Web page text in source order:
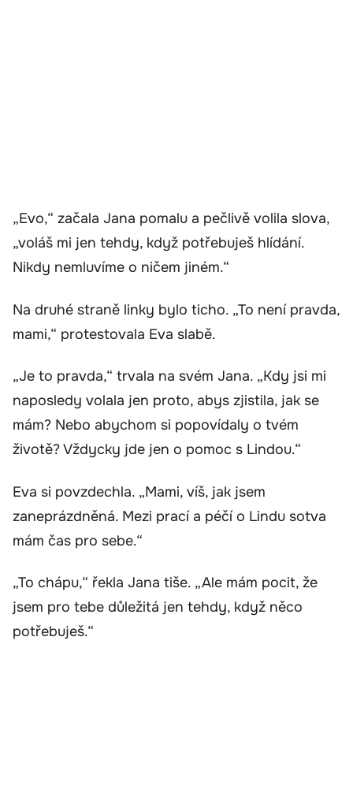
„Evo,“ začala Jana pomalu a pečlivě volila slova,
„voláš mi jen tehdy, když potřebuješ hlídání.
Nikdy nemluvíme o ničem jiném.“
Na druhé straně linky bylo ticho. „To není pravda,
mami,“ protestovala Eva slabě.
„Je to pravda,“ trvala na svém Jana. „Kdy jsi mi
naposledy volala jen proto, abys zjistila, jak se
mám? Nebo abychom si popovídaly o tvém
životě? Vždycky jde jen o pomoc s Lindou.“
Eva si povzdechla. „Mami, víš, jak jsem
zaneprázdněná. Mezi prací a péčí o Lindu sotva
mám čas pro sebe.“
„To chápu,“ řekla Jana tiše. „Ale mám pocit, že
jsem pro tebe důležitá jen tehdy, když něco
potřebuješ.“